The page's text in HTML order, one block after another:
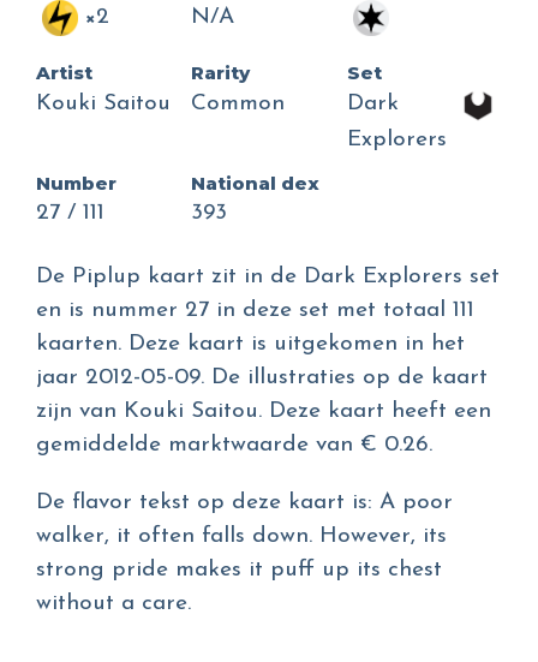
×2
N/A
Artist
Kouki Saitou
Rarity
Common
Set
Dark
Explorers
Number
27 / 111
National dex
393
De Piplup kaart zit in de Dark Explorers set
en is nummer 27 in deze set met totaal 111
kaarten. Deze kaart is uitgekomen in het
jaar 2012-05-09. De illustraties op de kaart
zijn van Kouki Saitou. Deze kaart heeft een
gemiddelde marktwaarde van € 0.26.
De flavor tekst op deze kaart is: A poor
walker, it often falls down. However, its
strong pride makes it puff up its chest
without a care.